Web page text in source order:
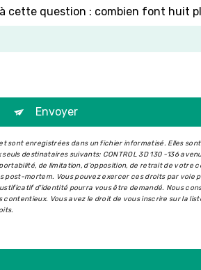
cette question : combien font huit
Envoyer
enregistrées dans un fichier informatisé. Elles
destinataires suivants: CONTROL 3D 130 -136
de limitation, d’opposition, de retrait de votre
mortem. Vous pouvez exercer ces droits par voie
d'identité pourra vous être demandé. Nous
Vous avez le droit de vous inscrire sur la